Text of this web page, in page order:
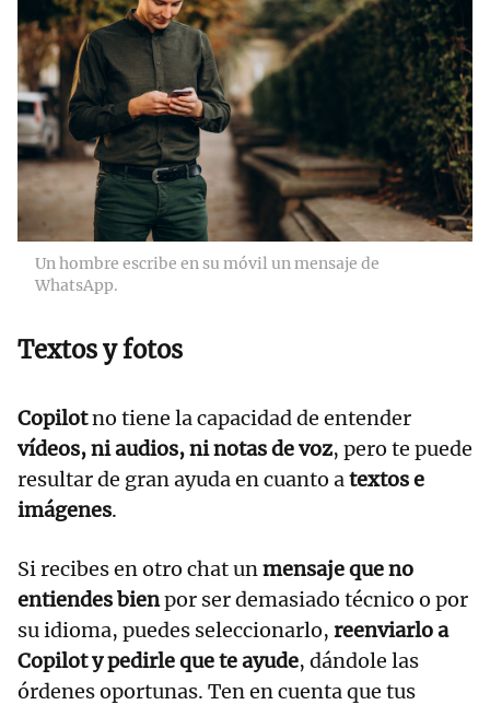
Un hombre escribe en su móvil un mensaje de
WhatsApp.
Textos y fotos
Copilotno tiene la capacidad de entender
vídeos, ni audios, ni notas de voz, pero te puede
resultar de gran ayuda en cuanto atextos e
imágenes.
Si recibes en otro chat unmensaje que no
entiendes bienpor ser demasiado técnico o por
su idioma, puedes seleccionarlo, reenviarlo a
Copilot y pedirle que te ayude, dándole las
órdenes oportunas. Ten en cuenta que tus